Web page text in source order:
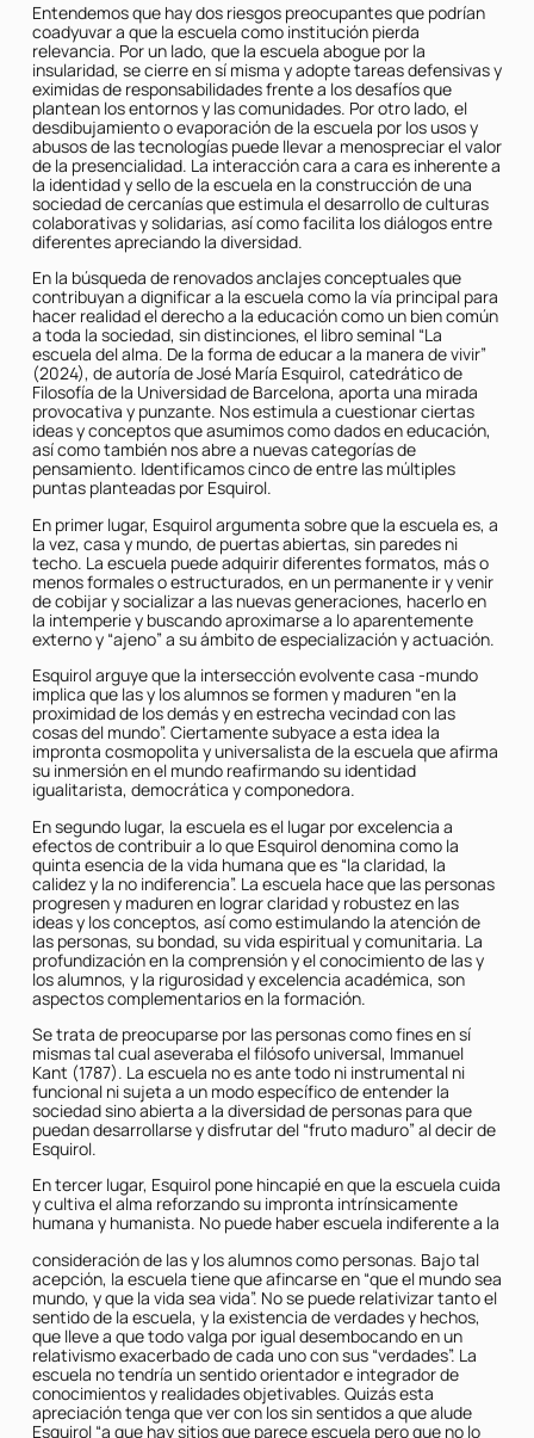
Entendemos que hay dos riesgos preocupantes que podrían
coadyuvar a que la escuela como institución pierda
relevancia. Por un lado, que la escuela abogue por la
insularidad, se cierre en sí misma y adopte tareas defensivas y
eximidas de responsabilidades frente a los desafíos que
plantean los entornos y las comunidades. Por otro lado, el
desdibujamiento o evaporación de la escuela por los usos y
abusos de las tecnologías puede llevar a menospreciar el valor
de la presencialidad. La interacción cara a cara es inherente a
la identidad y sello de la escuela en la construcción de una
sociedad de cercanías que estimula el desarrollo de culturas
colaborativas y solidarias, así como facilita los diálogos entre
diferentes apreciando la diversidad.
En la búsqueda de renovados anclajes conceptuales que
contribuyan a dignificar a la escuela como la vía principal para
hacer realidad el derecho a la educación como un bien común
a toda la sociedad, sin distinciones, el libro seminal “La
escuela del alma. De la forma de educar a la manera de vivir”
(2024), de autoría de José María Esquirol, catedrático de
Filosofía de la Universidad de Barcelona, aporta una mirada
provocativa y punzante. Nos estimula a cuestionar ciertas
ideas y conceptos que asumimos como dados en educación,
así como también nos abre a nuevas categorías de
pensamiento. Identificamos cinco de entre las múltiples
puntas planteadas por Esquirol.
En primer lugar, Esquirol argumenta sobre que la escuela es, a
la vez, casa y mundo, de puertas abiertas, sin paredes ni
techo. La escuela puede adquirir diferentes formatos, más o
menos formales o estructurados, en un permanente ir y venir
de cobijar y socializar a las nuevas generaciones, hacerlo en
la intemperie y buscando aproximarse a lo aparentemente
externo y “ajeno” a su ámbito de especialización y actuación.
Esquirol arguye que la intersección evolvente casa -mundo
implica que las y los alumnos se formen y maduren “en la
proximidad de los demás y en estrecha vecindad con las
cosas del mundo”. Ciertamente subyace a esta idea la
impronta cosmopolita y universalista de la escuela que afirma
su inmersión en el mundo reafirmando su identidad
igualitarista, democrática y componedora.
En segundo lugar, la escuela es el lugar por excelencia a
efectos de contribuir a lo que Esquirol denomina como la
quinta esencia de la vida humana que es “la claridad, la
calidez y la no indiferencia”. La escuela hace que las personas
progresen y maduren en lograr claridad y robustez en las
ideas y los conceptos, así como estimulando la atención de
las personas, su bondad, su vida espiritual y comunitaria. La
profundización en la comprensión y el conocimiento de las y
los alumnos, y la rigurosidad y excelencia académica, son
aspectos complementarios en la formación.
Se trata de preocuparse por las personas como fines en sí
mismas tal cual aseveraba el filósofo universal, Immanuel
Kant (1787). La escuela no es ante todo ni instrumental ni
funcional ni sujeta a un modo específico de entender la
sociedad sino abierta a la diversidad de personas para que
puedan desarrollarse y disfrutar del “fruto maduro” al decir de
Esquirol.
En tercer lugar, Esquirol pone hincapié en que la escuela cuida
y cultiva el alma reforzando su impronta intrínsicamente
humana y humanista. No puede haber escuela indiferente a la
consideración de las y los alumnos como personas. Bajo tal
acepción, la escuela tiene que afincarse en “que el mundo sea
mundo, y que la vida sea vida”. No se puede relativizar tanto el
sentido de la escuela, y la existencia de verdades y hechos,
que lleve a que todo valga por igual desembocando en un
relativismo exacerbado de cada uno con sus “verdades”. La
escuela no tendría un sentido orientador e integrador de
conocimientos y realidades objetivables. Quizás esta
apreciación tenga que ver con los sin sentidos a que alude
Esquirol “a que hay sitios que parece escuela pero que no lo